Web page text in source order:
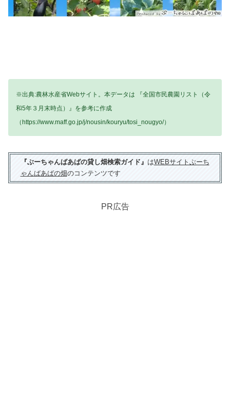
※出典:農林水産省Webサイト。本データは 『全国市民農園リスト（令
和5年３月末時点）』を参考に作成
（https://www.maff.go.jp/j/nousin/kouryu/tosi_nougyo/）
『ぶーちゃんばあばの貸し畑検索ガイド』 はWEBサイトぶーち
ゃんばあばの畑のコンテンツです
PR広告